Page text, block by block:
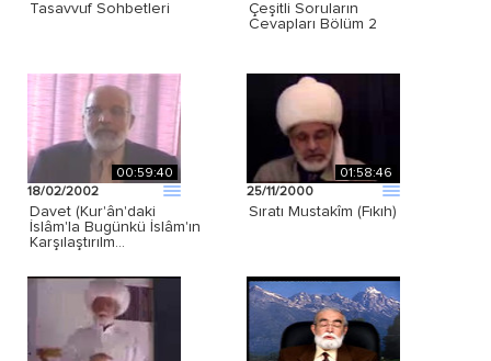
Tasavvuf Sohbetleri
Çeşitli Soruların
Cevapları Bölüm 2
00:59:40
18/02/2002
Davet (Kur'ân'daki
İslâm'la Bugünkü İslâm'ın
Karşılaştırılm…
01:58:46
25/11/2000
Sıratı Mustakîm (Fıkıh)